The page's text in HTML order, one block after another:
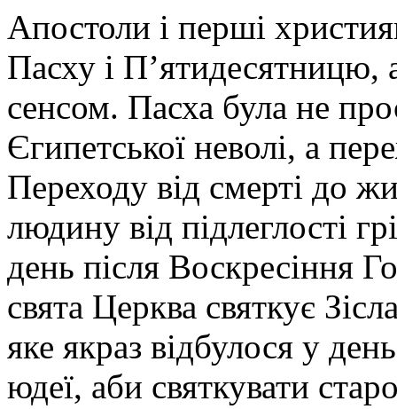
Апостоли і перші
Пасху і П’ятидесятницю,
сенсом. Пасха була не
Єгипетської неволі, а
Переходу від смерті до
людину від підлеглості
день після Воскресіння
свята Церква святкує
яке якраз відбулося у
юдеї, аби святкувати